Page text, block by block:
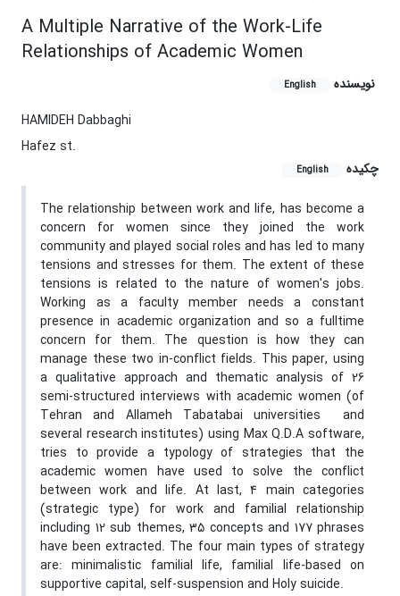
A Multiple Narrative of the Work-Life
Relationships of Academic Women
نویسنده English
HAMIDEH Dabbaghi
Hafez st.
چکیده
English
The relationship between work and life, has become a
concern for women since they joined the work
community and played social roles and has led to many
tensions and stresses for them. The extent of these
tensions is related to the nature of women's jobs.
Working as a faculty member needs a constant
presence in academic organization and so a fulltime
concern for them. The question is how they can
manage these two in-conflict fields. This paper, using
a qualitative approach and thematic analysis of 26
semi-structured interviews with academic women (of
Tehran and Allameh Tabatabai universities and
several research institutes) using Max Q.D.A software,
tries to provide a typology of strategies that the
academic women have used to solve the conflict
between work and life. At last, 4 main categories
(strategic type) for work and familial relationship
including 12 sub themes, 35 concepts and 177 phrases
have been extracted. The four main types of strategy
are: minimalistic familial life, familial life-based on
supportive capital, self-suspension and Holy suicide.